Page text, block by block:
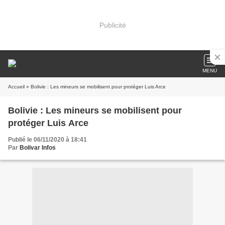
Publicité
MENU
Accueil » Bolivie : Les mineurs se mobilisent pour protéger Luis Arce
Bolivie : Les mineurs se mobilisent pour
protéger Luis Arce
Publié le 06/11/2020 à 18:41
Par Bolivar Infos